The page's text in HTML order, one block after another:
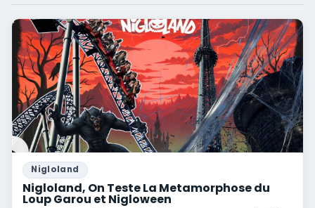
Nigloland
Nigloland, On Teste La Metamorphose du
Loup Garou et Nigloween